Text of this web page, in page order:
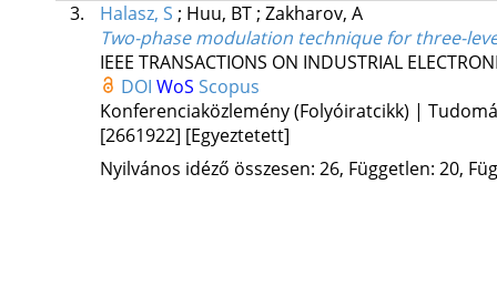
3.
Halasz, S ; Huu, BT; Zakharov, A
Two-phase modulation technique for three-
IEEE TRANSACTIONS ON INDUSTRIAL
DOI WoS Scopus
Konferenciaközlemény (Folyóiratcikk) |
[2661922] [Egyeztetett]
Nyilvános idéző összesen: 26, Független: 20,